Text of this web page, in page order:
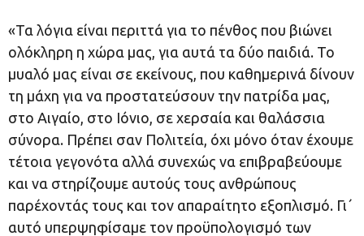
«Τα λόγια είναι περιττά για το πένθος που βιώνει
ολόκληρη η χώρα μας, για αυτά τα δύο παιδιά. Το
μυαλό μας είναι σε εκείνους, που καθημερινά δίνουν
τη μάχη για να προστατεύσουν την πατρίδα μας,
στο Αιγαίο, στο Ιόνιο, σε χερσαία και θαλάσσια
σύνορα. Πρέπει σαν Πολιτεία, όχι μόνο όταν έχουμε
τέτοια γεγονότα αλλά συνεχώς να επιβραβεύουμε
και να στηρίζουμε αυτούς τους ανθρώπους
παρέχοντάς τους και τον απαραίτητο εξοπλισμό. Γι΄
αυτό υπερψηφίσαμε τον προϋπολογισμό των